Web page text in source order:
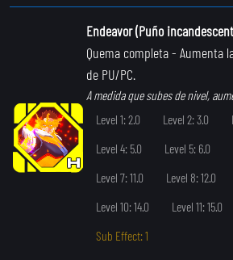
Endeavor (Puño
Quema completa- Aumenta
de PU/PC.
A medida que subes de nivel,
Level 1: 2.0
Level 2: 3.0
Level 4: 5.0
Level 5: 6.0
Level 7: 11.0
Level 8: 12.0
Level 10: 14.0
Level 11: 15.0
Sub Effect: 1